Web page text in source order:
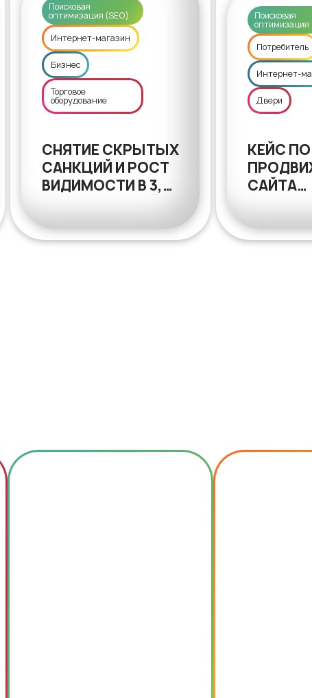
Поисковая
оптимизация (SEO)
Интернет-магазин
Бизнес
Торговое
оборудование
СНЯТИЕ СКРЫТЫХ
САНКЦИЙ И РОСТ
ВИДИМОСТИ В 3,5
REMTORGHOLOD.RU
Поисковая
оптимизация
Потребитель
Интернет-
Двери
КЕЙС ПО
САЙТА
РОСТ